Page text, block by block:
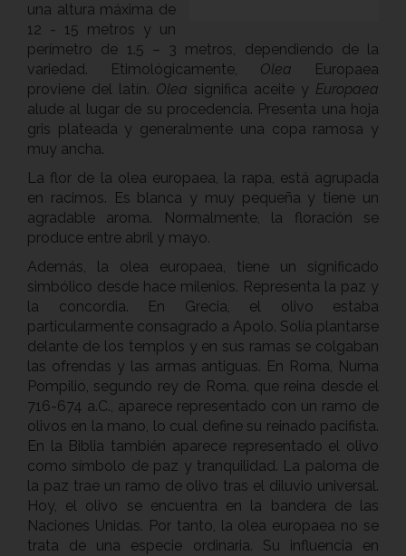
una altura máxima de
12 - 15 metros y un
perímetro de 1.5 – 3 metros, dependiendo de la
variedad. Etimológicamente, Olea Europaea
proviene del latín. Olea significa aceite y Europaea
alude al lugar de su procedencia. Presenta una hoja
gris plateada y generalmente una copa ramosa y
muy ancha.
La flor de la olea europaea, la rapa, está agrupada
en racimos. Es blanca y muy pequeña y tiene un
agradable aroma. Normalmente, la floración se
produce entre abril y mayo.
Además, la olea europaea, tiene un significado
simbólico desde hace milenios. Representa la paz y
la concordia. En Grecia, el olivo estaba
particularmente consagrado a Apolo. Solía plantarse
delante de los templos y en sus ramas se colgaban
las ofrendas y las armas antiguas. En Roma, Numa
Pompilio, segundo rey de Roma, que reina desde el
716-674 a.C., aparece representado con un ramo de
olivos en la mano, lo cual define su reinado pacifista.
En la Biblia también aparece representado el olivo
como símbolo de paz y tranquilidad. La paloma de
la paz trae un ramo de olivo tras el diluvio universal.
Hoy, el olivo se encuentra en la bandera de las
Naciones Unidas. Por tanto, la olea europaea no se
trata de una especie ordinaria. Su influencia en